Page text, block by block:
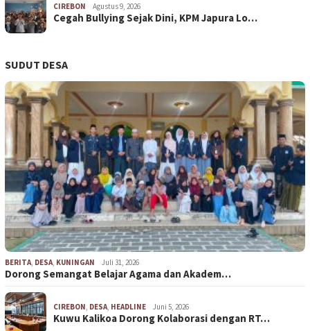
CIREBON Agustus 9, 2026
Cegah Bullying Sejak Dini, KPM Japura Lo…
SUDUT DESA
BERITA DESA KUNINGAN Juli 31, 2026
Dorong Semangat Belajar Agama dan Akadem…
CIREBON DESA HEADLINE Juni 5, 2026
Kuwu Kalikoa Dorong Kolaborasi dengan RT…